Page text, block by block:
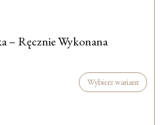
– Ręcznie Wykonana
Wybierz wariant